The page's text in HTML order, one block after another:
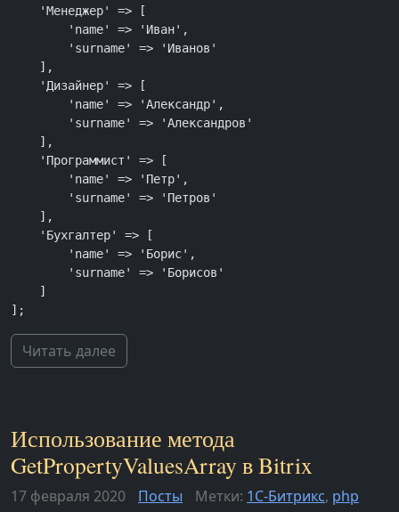
];
Читать далее
Использование метода
GetPropertyValuesArray в Bitrix
17 февраля 2020 Посты Метки: 1С-Битрикс, php